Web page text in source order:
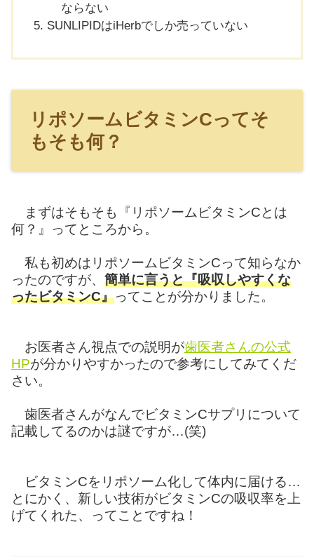
ならない
SUNLIPIDはiHerbでしか売っていない
リポソームビタミンCってそ
もそも何？
まずはそもそも『リポソームビタミンCとは
何？』ってところから。
私も初めはリポソームビタミンCって知らなか
ったのですが、 簡単に言うと『吸収しやすくな
ったビタミンC』ってことが分かりました。
お医者さん視点での説明が歯医者さんの公式
HPが分かりやすかったので参考にしてみてくだ
さい。
歯医者さんがなんでビタミンCサプリについて
記載してるのかは謎ですが…(笑)
ビタミンCをリポソーム化して体内に届ける…
とにかく、新しい技術がビタミンCの吸収率を上
げてくれた、ってことですね！